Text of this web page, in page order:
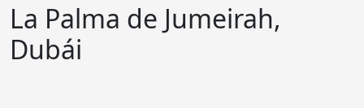
La Palma de Jumeirah,
Dubái